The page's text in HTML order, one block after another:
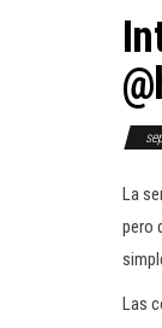
La
pero
Las